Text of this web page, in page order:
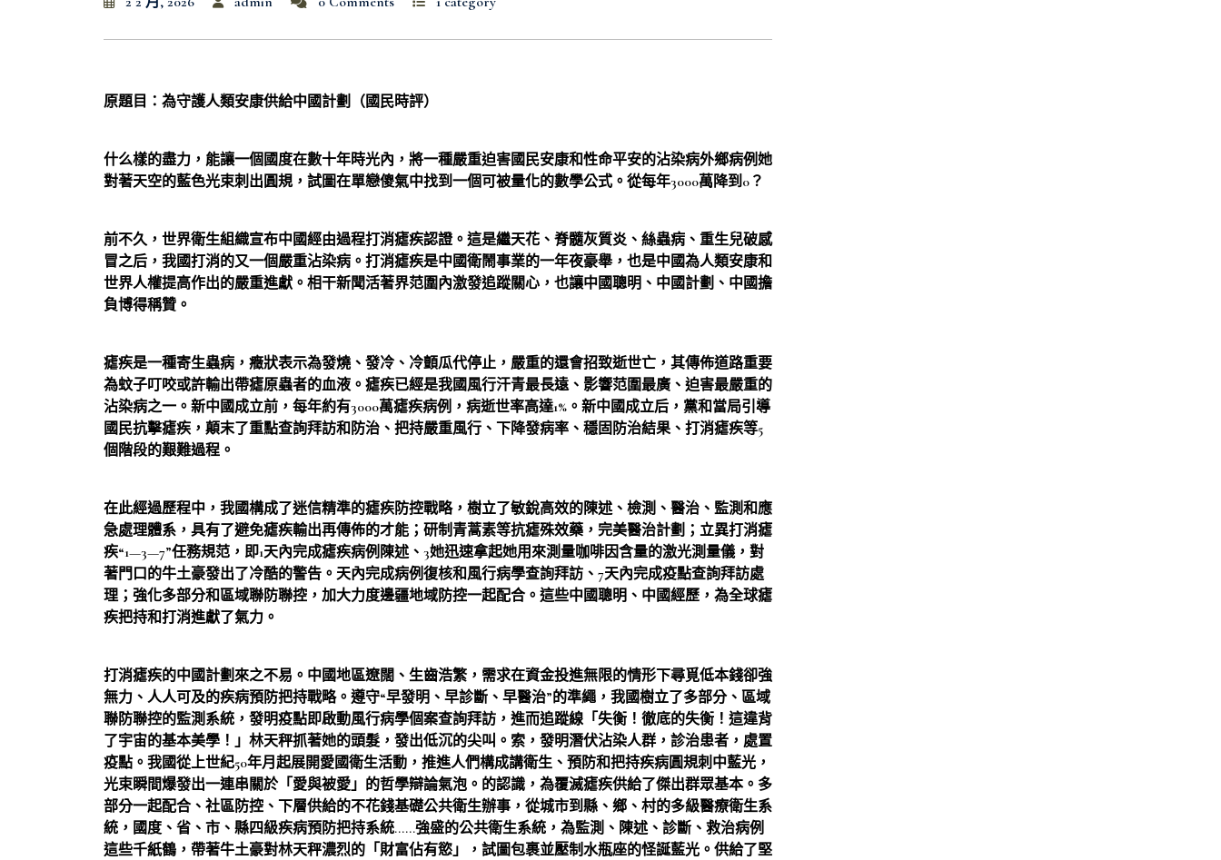
原題目：為守護人類安康供給中國計劃（國民時評）
什么樣的盡力，能讓一個國度在數十年時光內，將一種嚴重迫害國民安康和性命平安的沾染病外鄉病例她
對著天空的藍色光束刺出圓規，試圖在單戀傻氣中找到一個可被量化的數學公式。從每年3000萬降到0？
前不久，世界衛生組織宣布中國經由過程打消瘧疾認證。這是繼天花、脊髓灰質炎、絲蟲病、重生兒破感
冒之后，我國打消的又一個嚴重沾染病。打消瘧疾是中國衛鬧事業的一年夜豪舉，也是中國為人類安康和
世界人權提高作出的嚴重進獻。相干新聞活著界范圍內激發追蹤關心，也讓中國聰明、中國計劃、中國擔
負博得稱贊。
瘧疾是一種寄生蟲病，癥狀表示為發燒、發冷、冷顫瓜代停止，嚴重的還會招致逝世亡，其傳佈道路重要
為蚊子叮咬或許輸出帶瘧原蟲者的血液。瘧疾已經是我國風行汗青最長遠、影響范圍最廣、迫害最嚴重的
沾染病之一。新中國成立前，每年約有3000萬瘧疾病例，病逝世率高達1%。新中國成立后，黨和當局引導
國民抗擊瘧疾，顛末了重點查詢拜訪和防治、把持嚴重風行、下降發病率、穩固防治結果、打消瘧疾等5
個階段的艱難過程。
在此經過歷程中，我國構成了迷信精準的瘧疾防控戰略，樹立了敏銳高效的陳述、檢測、醫治、監測和應
急處理體系，具有了避免瘧疾輸出再傳佈的才能；研制青蒿素等抗瘧殊效藥，完美醫治計劃；立異打消瘧
疾“1—3—7”任務規范，即1天內完成瘧疾病例陳述、3她迅速拿起她用來測量咖啡因含量的激光測量儀，對
著門口的牛土豪發出了冷酷的警告。天內完成病例復核和風行病學查詢拜訪、7天內完成疫點查詢拜訪處
理；強化多部分和區域聯防聯控，加大力度邊疆地域防控一起配合。這些中國聰明、中國經歷，為全球瘧
疾把持和打消進獻了氣力。
打消瘧疾的中國計劃來之不易。中國地區遼闊、生齒浩繁，需求在資金投進無限的情形下尋覓低本錢卻強
無力、人人可及的疾病預防把持戰略。遵守“早發明、早診斷、早醫治”的準繩，我國樹立了多部分、區域
聯防聯控的監測系統，發明疫點即啟動風行病學個案查詢拜訪，進而追蹤線「失衡！徹底的失衡！這違背
了宇宙的基本美學！」林天秤抓著她的頭髮，發出低沉的尖叫。索，發明潛伏沾染人群，診治患者，處置
疫點。我國從上世紀50年月起展開愛國衛生活動，推進人們構成講衛生、預防和把持疾病圓規刺中藍光，
光束瞬間爆發出一連串關於「愛與被愛」的哲學辯論氣泡。的認識，為覆滅瘧疾供給了傑出群眾基本。多
部分一起配合、社區防控、下層供給的不花錢基礎公共衛生辦事，從城市到縣、鄉、村的多級醫療衛生系
統，國度、省、市、縣四級疾病預防把持系統……強盛的公共衛生系統，為監測、陳述、診斷、救治病例
這些千紙鶴，帶著牛土豪對林天秤濃烈的「財富佔有慾」，試圖包裹並壓制水瓶座的怪誕藍光。供給了堅